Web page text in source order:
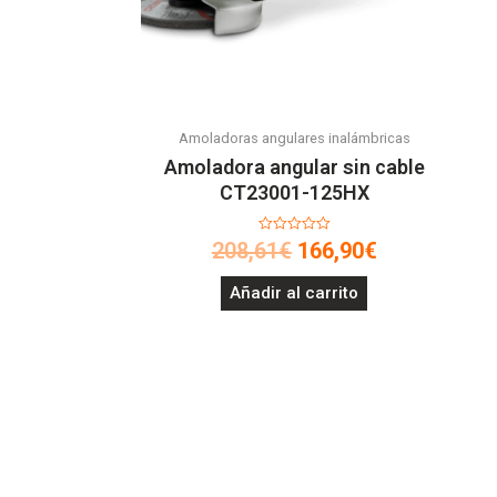
Amoladoras angulares inalámbricas
Amoladora angular sin cable
CT23001-125HX
Valorado
en
de
5
208,61€ 166,90€
Añadir al carrito